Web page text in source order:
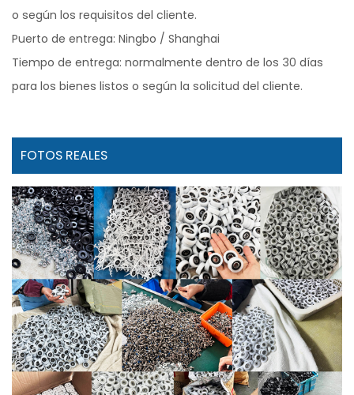
o según los requisitos del cliente.
Puerto de entrega: Ningbo / Shanghai
Tiempo de entrega: normalmente dentro de los 30 días
para los bienes listos o según la solicitud del cliente.
FOTOS REALES